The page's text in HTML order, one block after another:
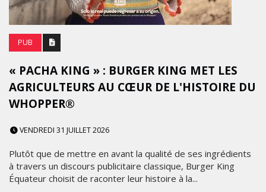
PUB
« PACHA KING » : BURGER KING MET LES
AGRICULTEURS AU CŒUR DE L'HISTOIRE DU
WHOPPER®
VENDREDI 31 JUILLET 2026
Plutôt que de mettre en avant la qualité de ses ingrédients
à travers un discours publicitaire classique, Burger King
Équateur choisit de raconter leur histoire à la...